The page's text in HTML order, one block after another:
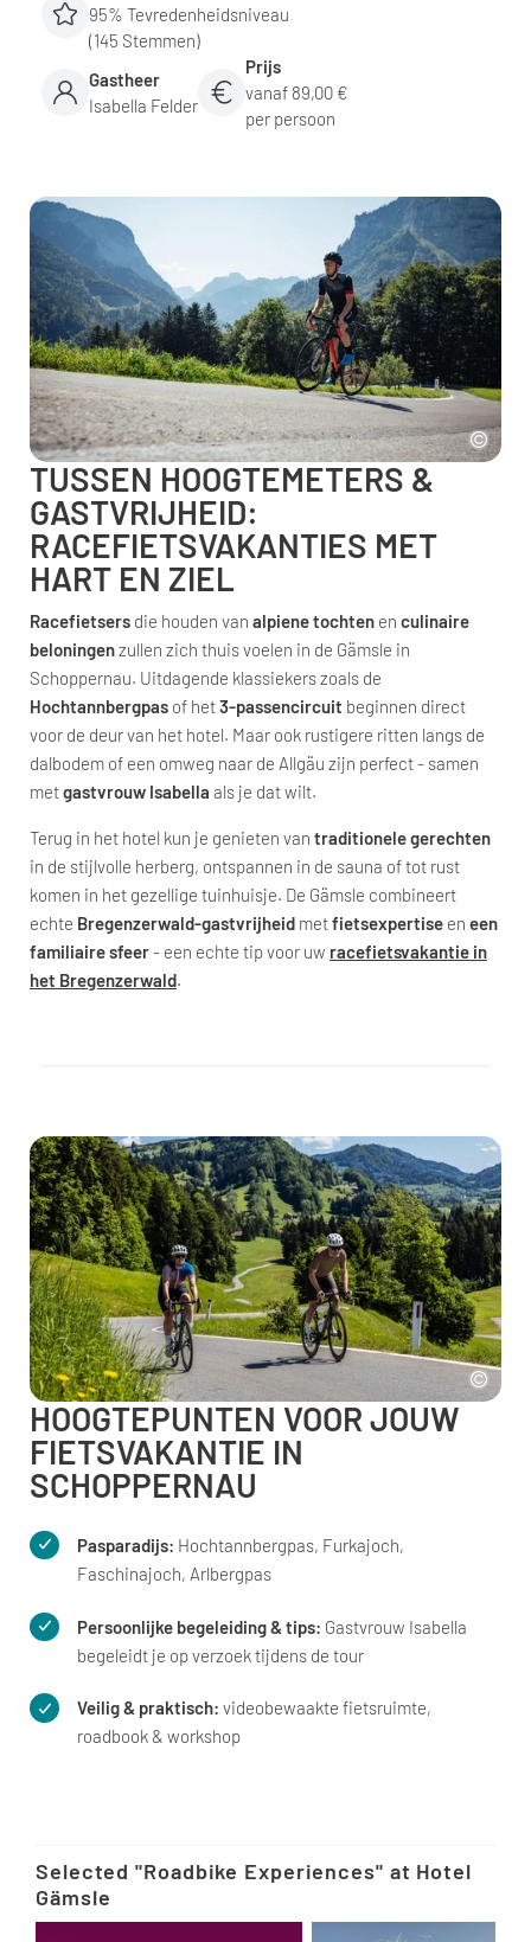
95% Tevredenheidsniveau
(145 Stemmen)
Gastheer
Isabella Felder
Prijs
vanaf 89,00 €
per persoon
TUSSEN HOOGTEMETERS &
GASTVRIJHEID:
RACEFIETSVAKANTIES MET
HART EN ZIEL
Racefietsers die houden van alpiene tochten en culinaire
beloningenzullen zich thuis voelen in de Gämsle in
Schoppernau. Uitdagende klassiekers zoals de
Hochtannbergpas of het3-passencircuit beginnen direct
voor de deur van het hotel. Maar ook rustigere ritten langs de
dalbodem of een omweg naar de Allgäu zijn perfect - samen
metgastvrouw Isabella als je dat wilt.
Terug in het hotel kun je genieten van traditionele gerechten
in de stijlvolle herberg, ontspannen in de sauna of tot rust
komen in het gezellige tuinhuisje. De Gämsle combineert
echte Bregenzerwald-gastvrijheid metfietsexpertise en een
familiaire sfeer- een echte tip voor uw racefietsvakantie in
het Bregenzerwald.
HOOGTEPUNTEN VOOR JOUW
FIETSVAKANTIE IN
SCHOPPERNAU
Pasparadijs: Hochtannbergpas, Furkajoch,
Faschinajoch, Arlbergpas
Persoonlijke begeleiding & tips: Gastvrouw Isabella
begeleidt je op verzoek tijdens de tour
Veilig & praktisch: videobewaakte fietsruimte,
roadbook & workshop
Selected "Roadbike Experiences" at Hotel
Gämsle